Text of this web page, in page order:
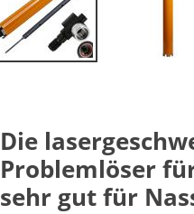
Die
Problemlöser
sehr gut für